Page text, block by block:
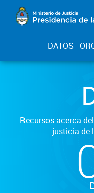
DATOS
Recursos acerca
justicia de